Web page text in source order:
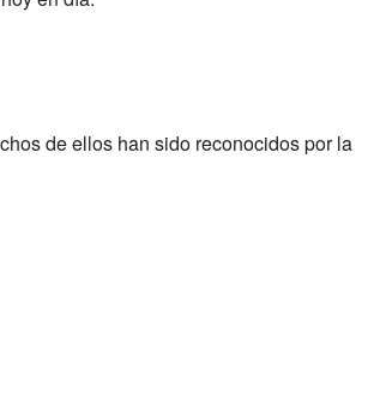
de ellos han sido reconocidos por la